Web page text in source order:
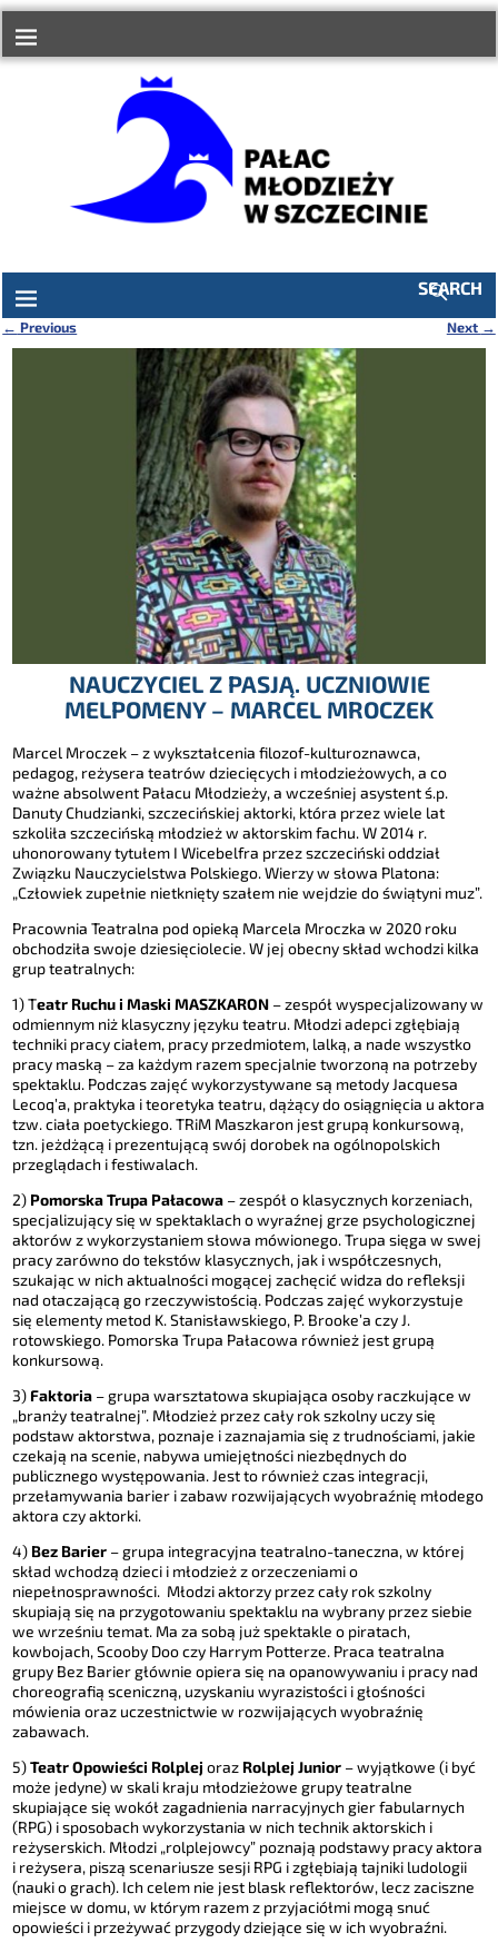
treści
SEARCH
Nawigacja
← Previous Next →
NAUCZYCIEL Z PASJĄ. UCZNIOWIE
MELPOMENY – MARCEL MROCZEK
Marcel Mroczek – z wykształcenia filozof-kulturoznawca,
pedagog, reżysera teatrów dziecięcych i młodzieżowych, a co
ważne absolwent Pałacu Młodzieży, a wcześniej asystent ś.p.
Danuty Chudzianki, szczecińskiej aktorki, która przez wiele lat
szkoliła szczecińską młodzież w aktorskim fachu. W 2014 r.
uhonorowany tytułem I Wicebelfra przez szczeciński oddział
Związku Nauczycielstwa Polskiego. Wierzy w słowa Platona:
„Człowiek zupełnie nietknięty szałem nie wejdzie do świątyni muz”.
Pracownia Teatralna pod opieką Marcela Mroczka w 2020 roku
obchodziła swoje dziesięciolecie. W jej obecny skład wchodzi kilka
grup teatralnych:
1) Teatr Ruchu i Maski MASZKARON – zespół wyspecjalizowany w
odmiennym niż klasyczny języku teatru. Młodzi adepci zgłębiają
techniki pracy ciałem, pracy przedmiotem, lalką, a nade wszystko
pracy maską – za każdym razem specjalnie tworzoną na potrzeby
spektaklu. Podczas zajęć wykorzystywane są metody Jacquesa
Lecoq’a, praktyka i teoretyka teatru, dążący do osiągnięcia u aktora
tzw. ciała poetyckiego. TRiM Maszkaron jest grupą konkursową,
tzn. jeżdżącą i prezentującą swój dorobek na ogólnopolskich
przeglądach i festiwalach.
2) Pomorska Trupa Pałacowa – zespół o klasycznych korzeniach,
specjalizujący się w spektaklach o wyraźnej grze psychologicznej
aktorów z wykorzystaniem słowa mówionego. Trupa sięga w swej
pracy zarówno do tekstów klasycznych, jak i współczesnych,
szukając w nich aktualności mogącej zachęcić widza do refleksji
nad otaczającą go rzeczywistością. Podczas zajęć wykorzystuje
się elementy metod K. Stanisławskiego, P. Brooke’a czy J.
rotowskiego. Pomorska Trupa Pałacowa również jest grupą
konkursową.
3) Faktoria – grupa warsztatowa skupiająca osoby raczkujące w
„branży teatralnej”. Młodzież przez cały rok szkolny uczy się
podstaw aktorstwa, poznaje i zaznajamia się z trudnościami, jakie
czekają na scenie, nabywa umiejętności niezbędnych do
publicznego występowania. Jest to również czas integracji,
przełamywania barier i zabaw rozwijających wyobraźnię młodego
aktora czy aktorki.
4) Bez Barier – grupa integracyjna teatralno-taneczna, w której
skład wchodzą dzieci i młodzież z orzeczeniami o
niepełnosprawności. Młodzi aktorzy przez cały rok szkolny
skupiają się na przygotowaniu spektaklu na wybrany przez siebie
we wrześniu temat. Ma za sobą już spektakle o piratach,
kowbojach, Scooby Doo czy Harrym Potterze. Praca teatralna
grupy Bez Barier głównie opiera się na opanowywaniu i pracy nad
choreografią sceniczną, uzyskaniu wyrazistości i głośności
mówienia oraz uczestnictwie w rozwijających wyobraźnię
zabawach.
5)Teatr Opowieści Rolplejoraz Rolplej Junior – wyjątkowe (i być
może jedyne) w skali kraju młodzieżowe grupy teatralne
skupiające się wokół zagadnienia narracyjnych gier fabularnych
(RPG) i sposobach wykorzystania w nich technik aktorskich i
reżyserskich. Młodzi „rolplejowcy” poznają podstawy pracy aktora
i reżysera, piszą scenariusze sesji RPG i zgłębiają tajniki ludologii
(nauki o grach). Ich celem nie jest blask reflektorów, lecz zaciszne
miejsce w domu, w którym razem z przyjaciółmi mogą snuć
opowieści i przeżywać przygody dziejące się w ich wyobraźni.